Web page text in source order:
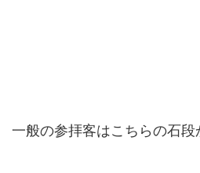
一般の参拝客はこちらの石段